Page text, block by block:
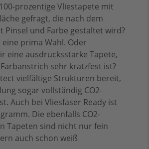
prozentige Vliestapete mit
gefragt, die nach dem
Pinsel und Farbe gestaltet wird?
eine prima Wahl. Oder
eine ausdrucksstarke Tapete,
sehr kratzfest ist?
vielfältige Strukturen bereit,
sogar vollständig CO2-
Auch bei Vliesfaser Ready ist
Die ebenfalls CO2-
Tapeten sind nicht nur fein
auch schon weiß